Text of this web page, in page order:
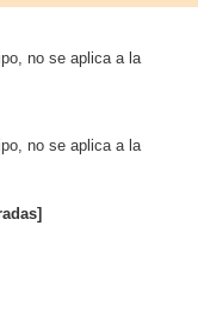
no se aplica a la
no se aplica a la